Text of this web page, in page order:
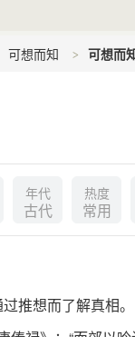
可想而知 可想而
年代
古代
热度
常用
推想而了解真相。